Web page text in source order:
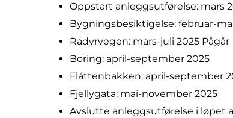
Oppstart anleggsutførelse: mars
Bygningsbesiktigelse: februar-
Rådyrvegen: mars-juli 2025 Pågår
Boring: april-september 2025
Flåttenbakken: april-september
Fjellygata: mai-november 2025
Avslutte anleggsutførelse i løpet